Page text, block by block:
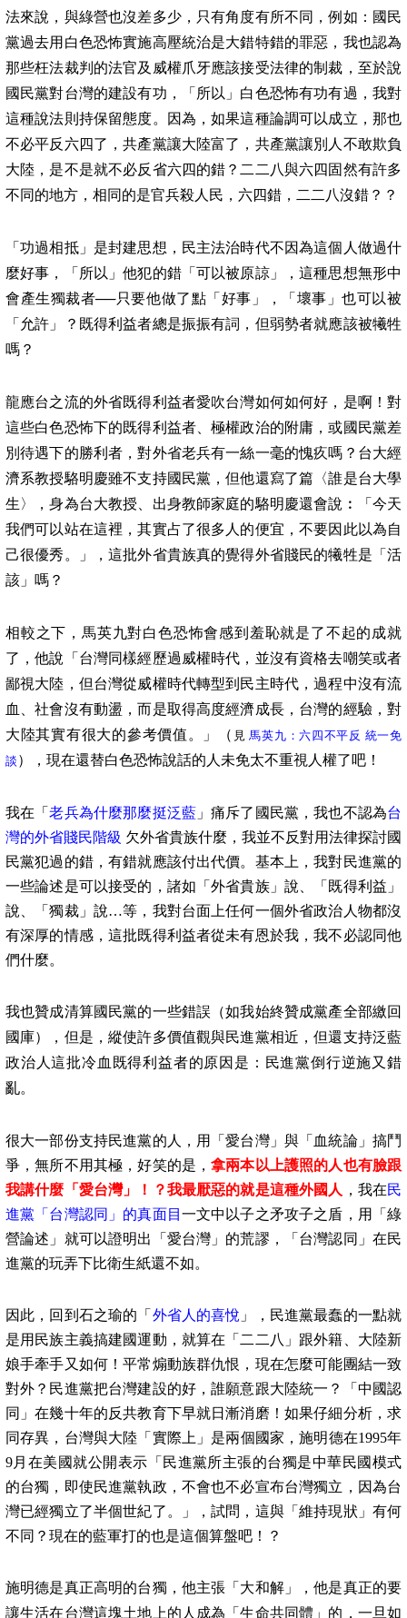
法來說，與綠營也沒差多少，只有角度有所不同，例如：國民
黨過去用白色恐怖實施高壓統治是大錯特錯的罪惡，我也認為
那些枉法裁判的法官及威權爪牙應該接受法律的制裁，至於說
國民黨對台灣的建設有功，「所以」白色恐怖有功有過，我對
這種說法則持保留態度。因為，如果這種論調可以成立，那也
不必平反六四了，共產黨讓大陸富了，共產黨讓別人不敢欺負
大陸，是不是就不必反省六四的錯？二二八與六四固然有許多
不同的地方，相同的是官兵殺人民，六四錯，二二八沒錯？？
「功過相抵」是封建思想，民主法治時代不因為這個人做過什
麼好事，「所以」他犯的錯「可以被原諒」，這種思想無形中
會產生獨裁者──只要他做了點「好事」，「壞事」也可以被
「允許」？既得利益者總是振振有詞，但弱勢者就應該被犧牲
嗎？
龍應台之流的外省既得利益者愛吹台灣如何如何好，是啊！對
這些白色恐怖下的既得利益者、極權政治的附庸，或國民黨差
別待遇下的勝利者，對外省老兵有一絲一毫的愧疚嗎？台大經
濟系教授駱明慶雖不支持國民黨，但他還寫了篇〈誰是台大學
生〉，身為台大教授、出身教師家庭的駱明慶還會說︰「今天
我們可以站在這裡，其實占了很多人的便宜，不要因此以為自
己很優秀。」，這批外省貴族真的覺得外省賤民的犧牲是「活
該」嗎？
相較之下，馬英九對白色恐怖會感到羞恥就是了不起的成就
了，他說「台灣同樣經歷過威權時代，並沒有資格去嘲笑或者
鄙視大陸，但台灣從威權時代轉型到民主時代，過程中沒有流
血、社會沒有動盪，而是取得高度經濟成長，台灣的經驗，對
大陸其實有很大的參考價值。」（ 見馬英九：六四不平反 統一免
談 ），現在還替白色恐怖說話的人未免太不重視人權了吧！
我在「老兵為什麼那麼挺泛藍 」痛斥了國民黨，我也不認為台
灣的外省賤民階級 欠外省貴族什麼，我並不反對用法律探討國
民黨犯過的錯，有錯就應該付出代價。基本上，我對民進黨的
一些論述是可以接受的，諸如「外省貴族」說、「既得利益」
說、「獨裁」說…等，我對台面上任何一個外省政治人物都沒
有深厚的情感，這批既得利益者從未有恩於我，我不必認同他
們什麼。
我也贊成清算國民黨的一些錯誤（如我始終贊成黨產全部繳回
國庫），但是，縱使許多價值觀與民進黨相近，但還支持泛藍
政治人這批冷血既得利益者的原因是：民進黨倒行逆施又錯
亂。
很大一部份支持民進黨的人，用「愛台灣」與「血統論」搞鬥
爭，無所不用其極，好笑的是，拿兩本以上護照的人也有臉跟
我講什麼「愛台灣」！？我最厭惡的就是這種外國人 ，我在民
進黨「台灣認同」的真面目 一文中以子之矛攻子之盾，用「綠
營論述」就可以證明出「愛台灣」的荒謬，「台灣認同」在民
進黨的玩弄下比衛生紙還不如。
因此，回到石之瑜的「 外省人的喜悅 」，民進黨最蠢的一點就
是用民族主義搞建國運動，就算在「二二八」跟外籍、大陸新
娘手牽手又如何！平常煽動族群仇恨，現在怎麼可能團結一致
對外？民進黨把台灣建設的好，誰願意跟大陸統一？「中國認
同」在幾十年的反共教育下早就日漸消磨！如果仔細分析，求
同存異，台灣與大陸「實際上」是兩個國家，施明德在1995年
9月在美國就公開表示「民進黨所主張的台獨是中華民國模式
的台獨，即使民進黨執政，不會也不必宣布台灣獨立，因為台
灣已經獨立了半個世紀了。」，試問，這與「維持現狀」有何
不同？現在的藍軍打的也是這個算盤吧！？
施明德是真正高明的台獨，他主張「大和解」，他是真正的要
讓生活在台灣這塊土地上的人成為「生命共同體」的，一旦如